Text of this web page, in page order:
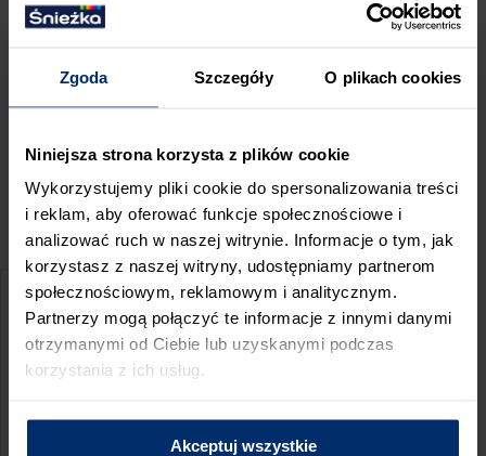
Zgoda Szczegóły O plikach cookies
Niniejsza strona korzysta z plików cookie
Wykorzystujemy pliki cookie do spersonalizowania treści
i reklam, aby oferować funkcje społecznościowe i
analizować ruch w naszej witrynie. Informacje o tym, jak
korzystasz z naszej witryny, udostępniamy partnerom
społecznościowym, reklamowym i analitycznym.
Partnerzy mogą połączyć te informacje z innymi danymi
otrzymanymi od Ciebie lub uzyskanymi podczas
korzystania z ich usług.
Akceptuj wszystkie
ZGŁOŚ BŁĄD
PRZED WIZYTĄ W SKLEPIE POLECAMY: